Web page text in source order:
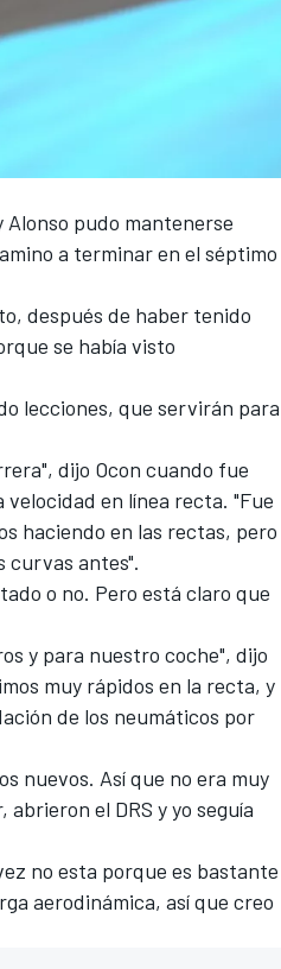
Alonso pudo mantenerse
a terminar en el séptimo
después de haber tenido
se había visto
lecciones, que servirán para
dijo Ocon cuando fue
en línea recta. "Fue
haciendo en las rectas, pero
curvas antes".
o no. Pero está claro que
y para nuestro coche", dijo
muy rápidos en la recta, y
de los neumáticos por
nuevos. Así que no era muy
el DRS y yo seguía
no esta porque es bastante
aerodinámica, así que creo